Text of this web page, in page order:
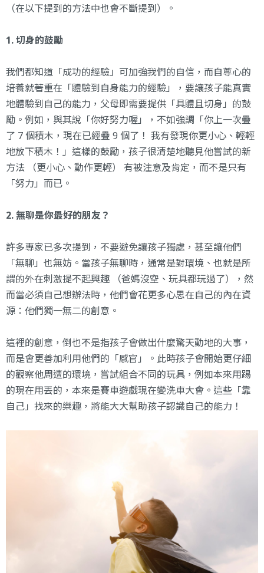
（在以下提到的方法中也會不斷提到）。
1. 切身的鼓勵
我們都知道「成功的經驗」可加強我們的自信，而自尊心的
培養就著重在「體驗到自身能力的經驗」，要讓孩子能真實
地體驗到自己的能力，父母即需要提供「具體且切身」的鼓
勵。例如，與其說「你好努力喔」，不如強調「你上一次疊
了 7 個積木，現在已經疊 9 個了！ 我有發現你更小心、輕輕
地放下積木！」這樣的鼓勵，孩子很清楚地聽見他嘗試的新
方法 （更小心、動作更輕） 有被注意及肯定，而不是只有
「努力」而已。
2. 無聊是你最好的朋友？
許多專家已多次提到，不要避免讓孩子獨處，甚至讓他們
「無聊」也無妨。當孩子無聊時，通常是對環境、也就是所
謂的外在刺激提不起興趣 （爸媽沒空、玩具都玩過了），然
而當必須自己想辦法時，他們會花更多心思在自己的內在資
源：他們獨一無二的創意。
這裡的創意，倒也不是指孩子會做出什麼驚天動地的大事，
而是會更善加利用他們的「感官」。此時孩子會開始更仔細
的觀察他周遭的環境，嘗試組合不同的玩具，例如本來用踢
的現在用丟的，本來是賽車遊戲現在變洗車大會。這些「靠
自己」找來的樂趣，將能大大幫助孩子認識自己的能力！